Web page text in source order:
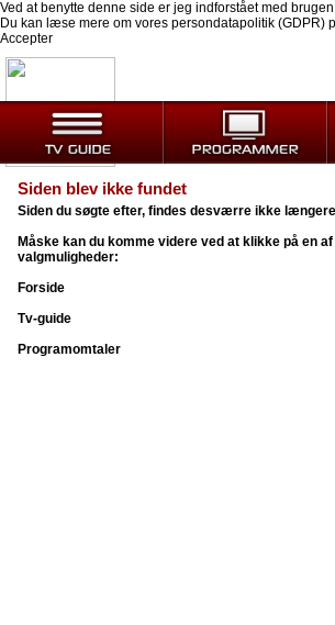
Ved at benytte denne side er jeg indforstået med
Du kan læse mere om vores persondatapolitik (GDPR)
Accepter
Siden blev ikke fundet
Siden du søgte efter, findes desværre ikke
Måske kan du komme videre ved at klikke på en
valgmuligheder:
Forside
Tv-guide
Programomtaler